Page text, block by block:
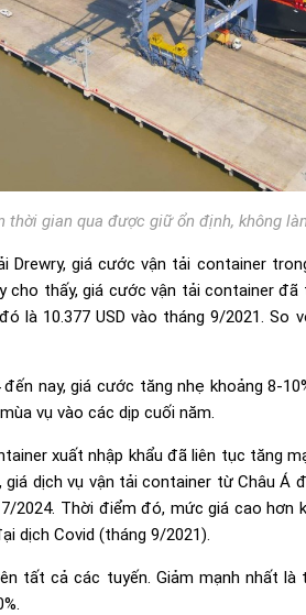
thời gian qua được giữ ổn định, không
Drewry, giá cước vận tải container
thấy, giá cước vận tải container đã
là 10.377 USD vào tháng 9/2021. So
nay, giá cước tăng nhẹ khoảng 8-
vụ vào các dịp cuối năm.
xuất nhập khẩu đã liên tục tăng
dịch vụ vận tải container từ Châu Á
2024. Thời điểm đó, mức giá cao hơn
dịch Covid (tháng 9/2021).
tất cả các tuyến. Giảm mạnh nhất là